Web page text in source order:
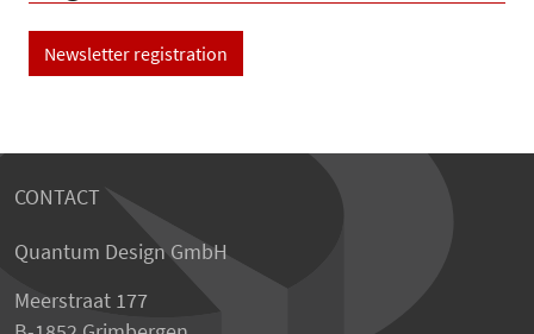
Newsletter registration
CONTACT
Quantum Design GmbH
Meerstraat 177